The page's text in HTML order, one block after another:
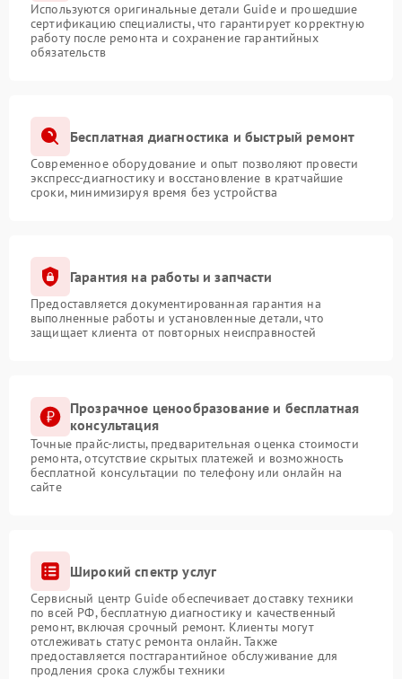
Используются оригинальные детали Guide и прошедшие
сертификацию специалисты, что гарантирует корректную
работу после ремонта и сохранение гарантийных
обязательств
Бесплатная диагностика и быстрый ремонт
Современное оборудование и опыт позволяют провести
экспресс-диагностику и восстановление в кратчайшие
сроки, минимизируя время без устройства
Гарантия на работы и запчасти
Предоставляется документированная гарантия на
выполненные работы и установленные детали, что
защищает клиента от повторных неисправностей
Прозрачное ценообразование и бесплатная
консультация
Точные прайс-листы, предварительная оценка стоимости
ремонта, отсутствие скрытых платежей и возможность
бесплатной консультации по телефону или онлайн на
сайте
Широкий спектр услуг
Сервисный центр Guide обеспечивает доставку техники
по всей РФ, бесплатную диагностику и качественный
ремонт, включая срочный ремонт. Клиенты могут
отслеживать статус ремонта онлайн. Также
предоставляется постгарантийное обслуживание для
продления срока службы техники